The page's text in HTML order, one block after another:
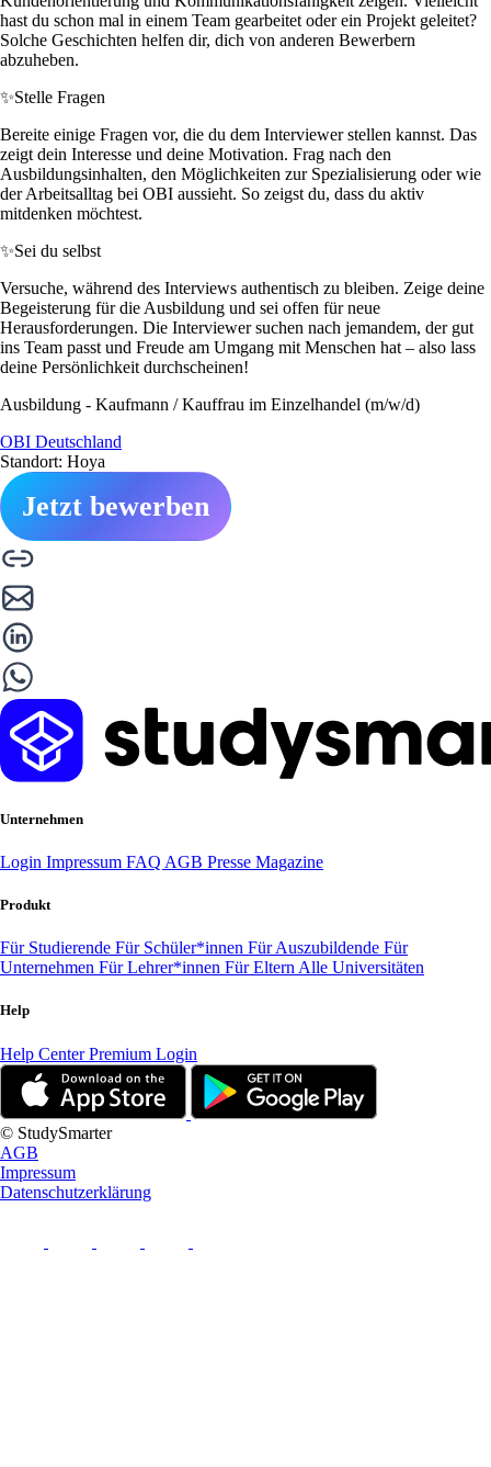
hast du schon mal in einem Team gearbeitet oder ein Projekt geleitet?
Solche Geschichten helfen dir, dich von anderen Bewerbern
abzuheben.
✨Stelle Fragen
Bereite einige Fragen vor, die du dem Interviewer stellen kannst. Das
zeigt dein Interesse und deine Motivation. Frag nach den
Ausbildungsinhalten, den Möglichkeiten zur Spezialisierung oder wie
der Arbeitsalltag bei OBI aussieht. So zeigst du, dass du aktiv
mitdenken möchtest.
✨Sei du selbst
Versuche, während des Interviews authentisch zu bleiben. Zeige deine
Begeisterung für die Ausbildung und sei offen für neue
Herausforderungen. Die Interviewer suchen nach jemandem, der gut
ins Team passt und Freude am Umgang mit Menschen hat – also lass
deine Persönlichkeit durchscheinen!
Ausbildung - Kaufmann / Kauffrau im Einzelhandel (m/w/d)
OBI Deutschland
Standort: Hoya
Jetzt bewerben
Unternehmen
Login Impressum FAQ AGB Presse Magazine
Produkt
Für Studierende Für Schüler*innen Für Auszubildende Für
Unternehmen Für Lehrer*innen Für Eltern Alle Universitäten
Help
Help CenterPremium Login
© StudySmarter
AGB
Impressum
Datenschutzerklärung